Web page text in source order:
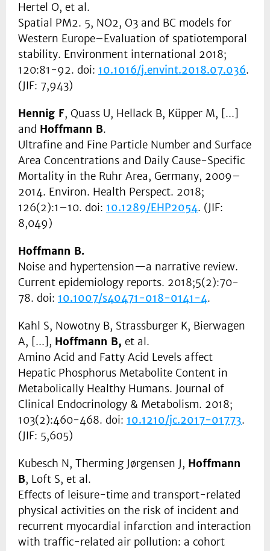
Hertel O, et al.
Spatial PM2. 5, NO2, O3 and BC models for
Western Europe–Evaluation of spatiotemporal
stability. Environment international 2018;
120:81-92. doi: 10.1016/j.envint.2018.07.036.
(JIF: 7,943)
Hennig F, Quass U, Hellack B, Küpper M, [...]
and Hoffmann B.
Ultrafine and Fine Particle Number and Surface
Area Concentrations and Daily Cause-Specific
Mortality in the Ruhr Area, Germany, 2009–
2014. Environ. Health Perspect. 2018;
126(2):1–10. doi: 10.1289/EHP2054. (JIF:
8,049)
Hoffmann B.
Noise and hypertension—a narrative review.
Current epidemiology reports. 2018;5(2):70-
78. doi: 10.1007/s40471-018-0141-4.
Kahl S, Nowotny B, Strassburger K, Bierwagen
A, [...], Hoffmann B, et al.
Amino Acid and Fatty Acid Levels affect
Hepatic Phosphorus Metabolite Content in
Metabolically Healthy Humans. Journal of
Clinical Endocrinology & Metabolism. 2018;
103(2):460-468. doi: 10.1210/jc.2017-01773.
(JIF: 5,605)
Kubesch N, Therming Jørgensen J, Hoffmann
B, Loft S, et al.
Effects of leisure-time and transport-related
physical activities on the risk of incident and
recurrent myocardial infarction and interaction
with traffic-related air pollution: a cohort